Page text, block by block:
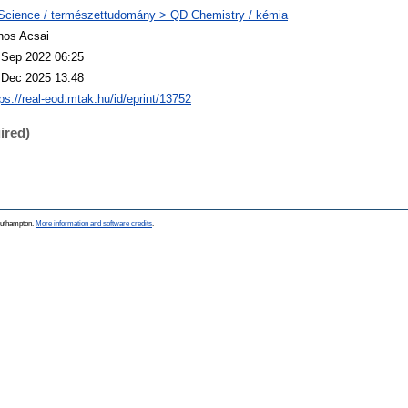
/ természettudomány > QD Chemistry / kémia
Acsai
2022 06:25
2025 13:48
real-eod.mtak.hu/id/eprint/13752
More information and software credits